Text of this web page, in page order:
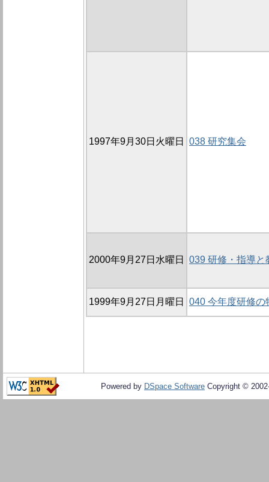
1997年9月30日火曜日 038 研究集会
2000年9月27日水曜日 039 研修・指導と
1999年9月27日月曜日 040 今年度研修の
Powered by DSpace Software Copyright ©